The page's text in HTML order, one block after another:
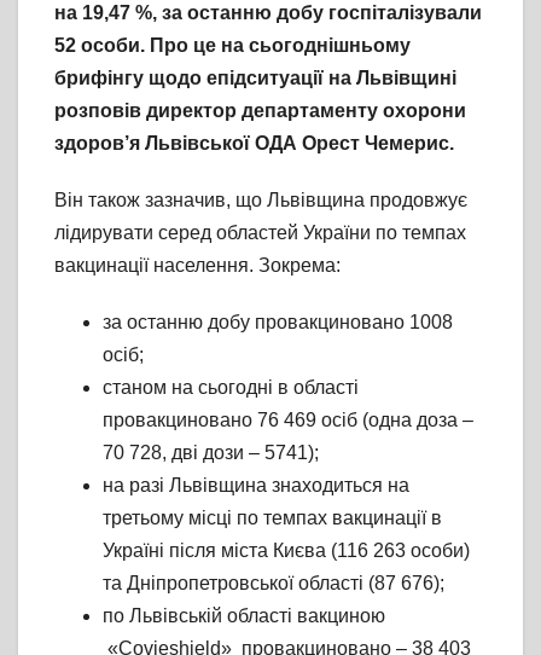
на 19,47 %, за останню добу госпіталізували
52 особи. Про це на сьогоднішньому
брифінгу щодо епідситуації на Львівщині
розповів директор департаменту охорони
здоров’я Львівської ОДА Орест Чемерис.
Він також зазначив, що Львівщина продовжує
лідирувати серед областей України по темпах
вакцинації населення. Зокрема:
за останню добу провакциновано 1008
осіб;
станом на сьогодні в області
провакциновано 76 469 осіб (одна доза –
70 728, дві дози – 5741);
на разі Львівщина знаходиться на
третьому місці по темпах вакцинації в
Україні після міста Києва (116 263 особи)
та Дніпропетровської області (87 676);
по Львівській області вакциною
«Covieshield» провакциновано – 38 403